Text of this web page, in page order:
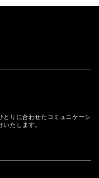
とりに合わせたコミュニケーシ
たします。